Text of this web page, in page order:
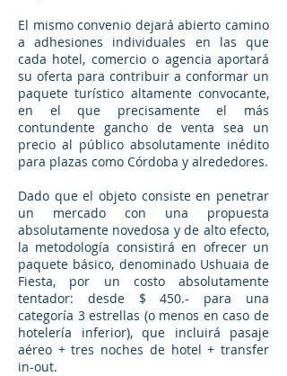
El mismo convenio dejará abierto camino
a adhesiones individuales en las que
cada hotel, comercio o agencia aportará
su oferta para contribuir a conformar un
paquete turístico altamente convocante,
en el que precisamente el más
contundente gancho de venta sea un
precio al público absolutamente inédito
para plazas como Córdoba y alrededores.
Dado que el objeto consiste en penetrar
un mercado con una propuesta
absolutamente novedosa y de alto efecto,
la metodología consistirá en ofrecer un
paquete básico, denominado Ushuaia de
Fiesta, por un costo absolutamente
tentador: desde $ 450.- para una
categoría 3 estrellas (o menos en caso de
hotelería inferior), que incluirá pasaje
aéreo + tres noches de hotel + transfer
in-out.